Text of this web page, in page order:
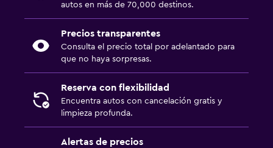
autos en más de 70,000 destinos.
Precios transparentes
Consulta el precio total por adelantado para
que no haya sorpresas.
Reserva con flexibilidad
Encuentra autos con cancelación gratis y
limpieza profunda.
Alertas de precios